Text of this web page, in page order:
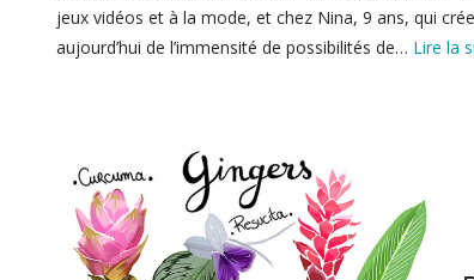
jeux vidéos et à la mode, et chez Nina, 9 ans, qui
aujourd’hui de l’immensité de possibilités de… Lire la